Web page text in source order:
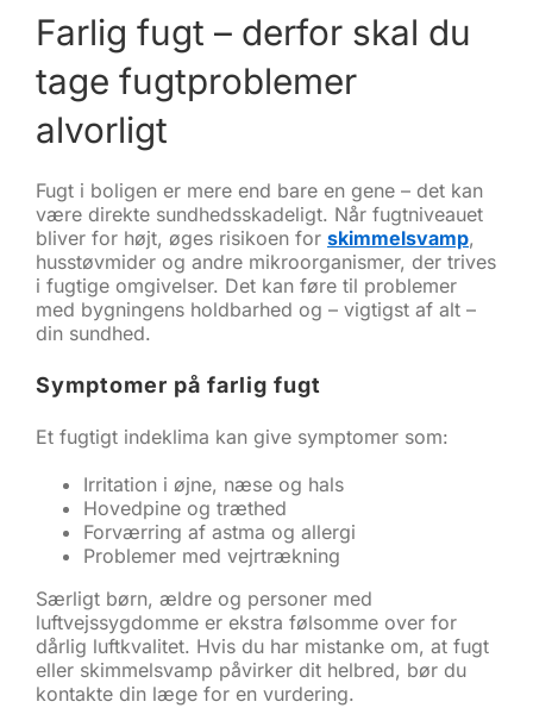
Farlig fugt – derfor skal du
tage fugtproblemer
alvorligt
Fugt i boligen er mere end bare en gene – det kan
være direkte sundhedsskadeligt. Når fugtniveauet
bliver for højt, øges risikoen for skimmelsvamp,
husstøvmider og andre mikroorganismer, der trives
i fugtige omgivelser. Det kan føre til problemer
med bygningens holdbarhed og – vigtigst af alt –
din sundhed.
Symptomer på farlig fugt
Et fugtigt indeklima kan give symptomer som:
Irritation i øjne, næse og hals
Hovedpine og træthed
Forværring af astma og allergi
Problemer med vejrtrækning
Særligt børn, ældre og personer med
luftvejssygdomme er ekstra følsomme over for
dårlig luftkvalitet. Hvis du har mistanke om, at fugt
eller skimmelsvamp påvirker dit helbred, bør du
kontakte din læge for en vurdering.